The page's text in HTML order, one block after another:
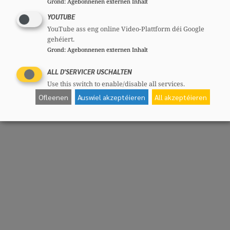
YOUTUBE
YouTube ass eng online Video-Plattform déi Google
gehéiert.
Grond: Agebonnenen externen Inhalt
ALL D'SERVICER USCHALTEN
Use this switch to enable/disable all services.
Ofleenen Auswiel akzeptéieren All akzeptéieren